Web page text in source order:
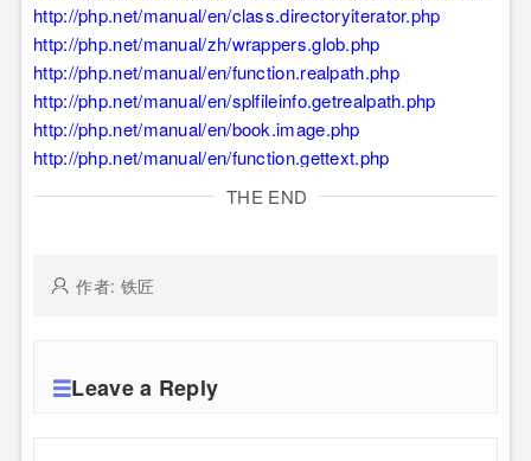
http://php.net/manual/en/class.directoryiterator.php
http://php.net/manual/zh/wrappers.glob.php
http://php.net/manual/en/function.realpath.php
http://php.net/manual/en/splfileinfo.getrealpath.php
http://php.net/manual/en/book.image.php
http://php.net/manual/en/function.gettext.php
THE END
作者: 铁匠
Leave a Reply